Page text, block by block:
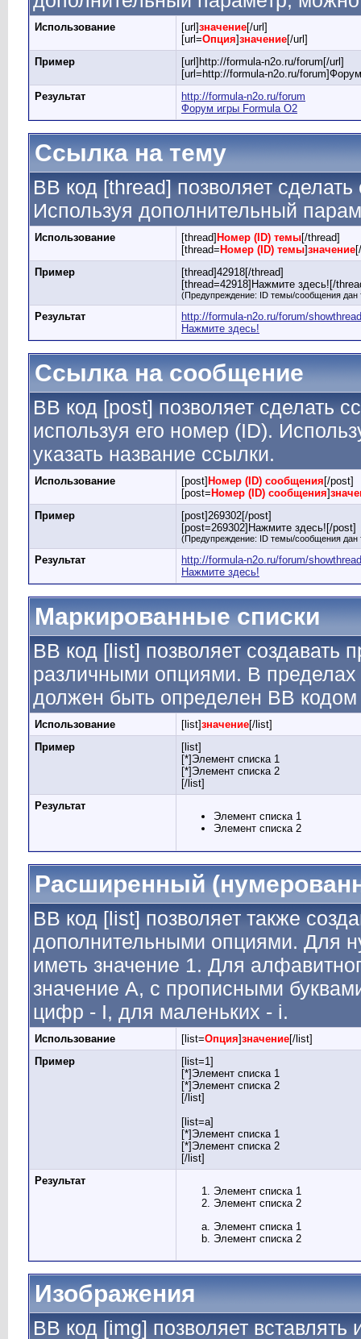
Использование [url]значение[/url]
[url=Опция]значение[/url]
Пример
[url]http://formula-n2o.ru/forum[/url]
[url=http://formula-n2o.ru/
Результат
http://formula-n2o.ru/forum
Форум игры Formula O2
Ссылка на тему
BB код [thread] позволяет
Используя дополнительный
Использование [thread] Номер (ID) темы[/thread]
[thread= Номер (ID) темы]значение
Пример
[thread]42918[/thread]
[thread=42918]Нажмите здесь![/
(Предупреждение: ID темы/сообщения
Результат
http://formula-n2o.ru/forum/
Нажмите здесь!
Ссылка на сообщение
BB код [post] позволяет сделать
используя его номер (ID).
указать название ссылки.
Использование [post] Номер (ID) сообщения [/post]
[post= Номер (ID) сообщения]
Пример
[post]269302[/post]
[post=269302]Нажмите здесь![/post]
(Предупреждение: ID темы/сообщения
Результат
http://formula-n2o.ru/forum/
Нажмите здесь!
Маркированные списки
BB код [list] позволяет создавать
различными опциями. В
должен быть определен BB
Использование [list]значение[/list]
Пример
[list]
[*]Элемент списка 1
[*]Элемент списка 2
[/list]
Результат
Элемент списка 1
Элемент списка 2
Расширенный
BB код [list] позволяет также
дополнительными опциями. Для
иметь значение 1. Для
значение A, с прописными
цифр - I, для маленьких - i.
Использование [list=Опция]значение[/list]
Пример
[list=1]
[*]Элемент списка 1
[*]Элемент списка 2
[/list]
[list=a]
[*]Элемент списка 1
[*]Элемент списка 2
[/list]
Результат
Элемент списка 1
Элемент списка 2
Элемент списка 1
Элемент списка 2
Изображения
BB код [img] позволяет